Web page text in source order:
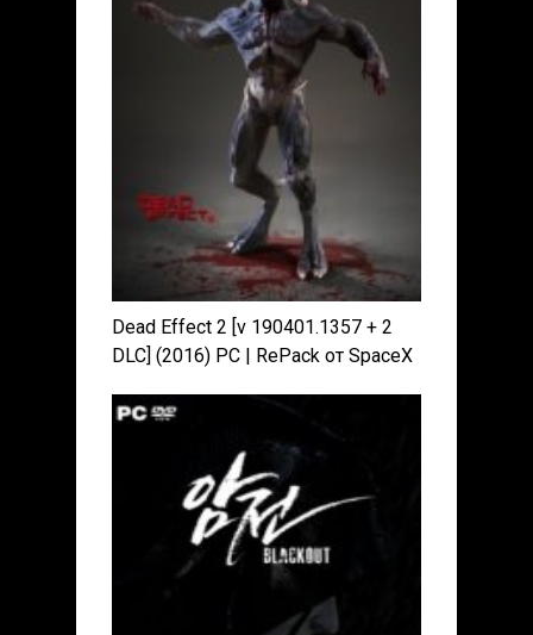
Dead Effect 2 [v 190401.1357 + 2
DLC] (2016) PC | RePack от SpaceX